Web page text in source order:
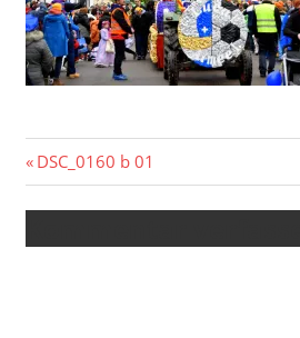
Beitragsnavigation
Vorheriger
Beitrag:
DSC_0160 b 01